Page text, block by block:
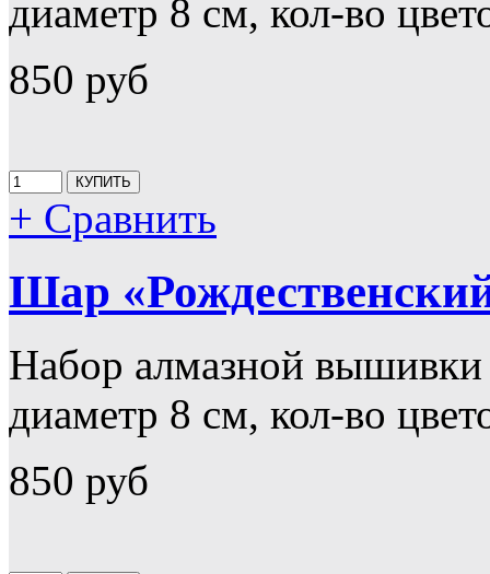
диаметр 8 см, кол-во
850 руб
+ Сравнить
Шар
Набор алмазной
диаметр 8 см, кол-во
850 руб